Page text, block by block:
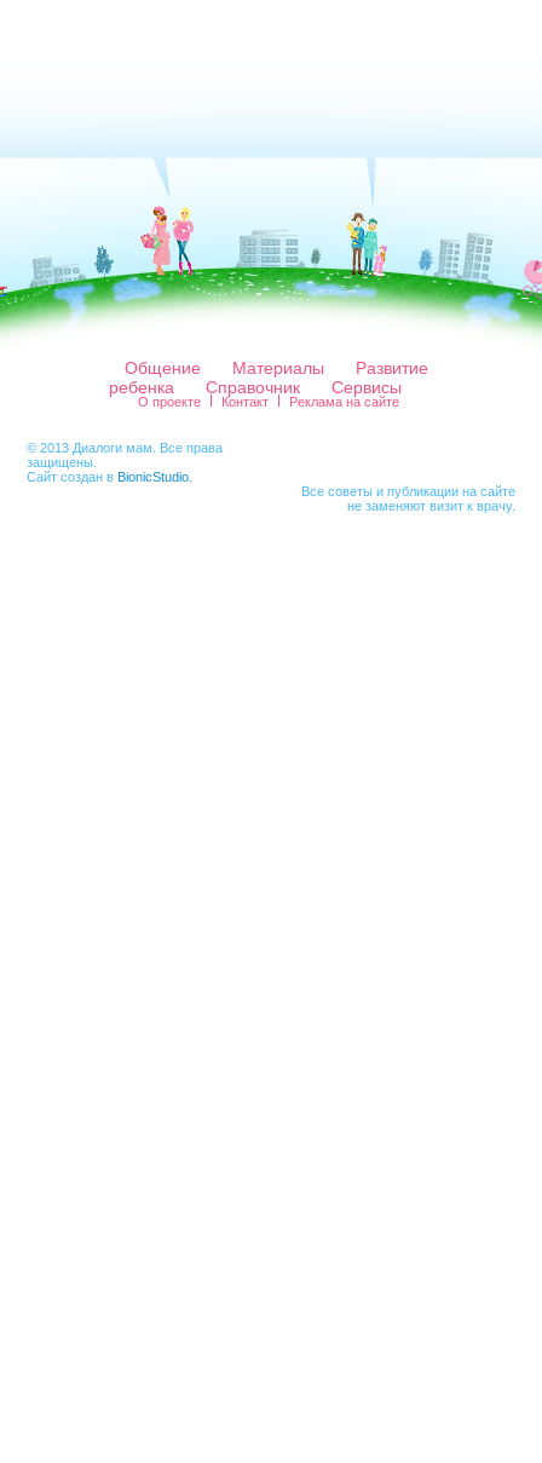
Общение Материалы
Развитие
ребенка
Справочник Сервисы
О проекте Контакт Реклама на сайте
© 2013 Диалоги мам. Все права
защищены.
Сайт создан в BionicStudio
Все советы и публикации на сайте
не заменяют визит к врачу.